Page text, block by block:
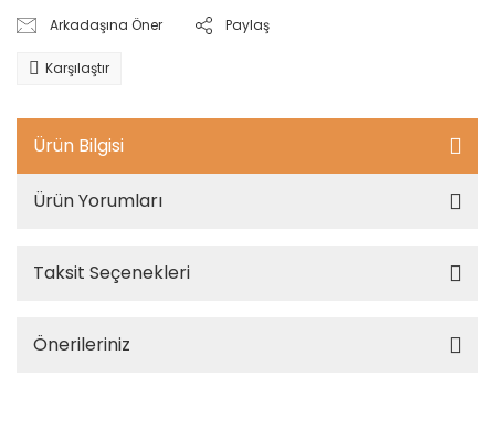
Arkadaşına Öner Paylaş
Karşılaştır
Ürün Bilgisi
Ürün Yorumları
Taksit Seçenekleri
Önerileriniz